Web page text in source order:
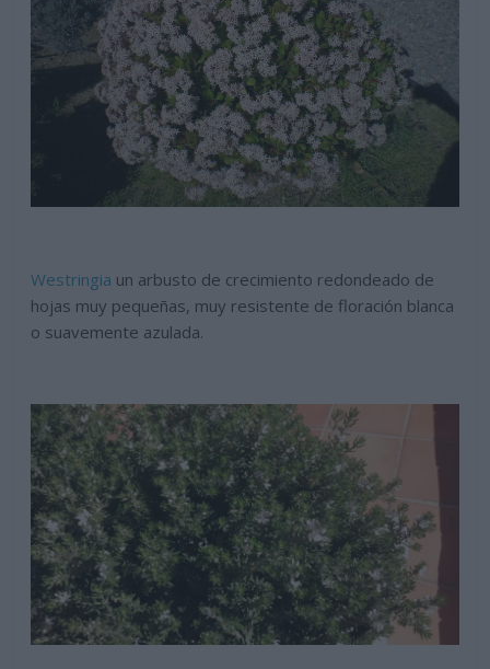
Westringia un arbusto de crecimiento redondeado de
hojas muy pequeñas, muy resistente de floración blanca
o suavemente azulada.